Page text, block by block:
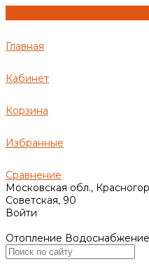
Главная
Кабинет
Корзина
Избранные
Сравнение
Московская обл.,
Советская, 90
Войти
Отопление